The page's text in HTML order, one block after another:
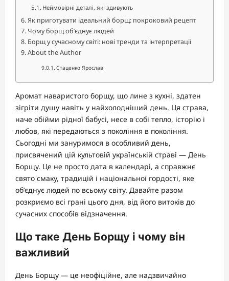
Неймовірні деталі, які здивують
Як приготувати ідеальний борщ: покроковий рецепт
Чому борщ об’єднує людей
Борщ у сучасному світі: нові тренди та інтерпретації
About the Author
Стаценко Ярослав
Аромат наваристого борщу, що лине з кухні, здатен
зігріти душу навіть у найхолодніший день. Ця страва,
наче обійми рідної бабусі, несе в собі тепло, історію і
любов, які передаються з покоління в покоління.
Сьогодні ми зануримося в особливий день,
присвячений цій культовій українській страві — День
Борщу. Це не просто дата в календарі, а справжнє
свято смаку, традицій і національної гордості, яке
об’єднує людей по всьому світу. Давайте разом
розкриємо всі грані цього дня, від його витоків до
сучасних способів відзначення.
Що таке День Борщу і чому він
важливий
День Борщу — це неофіційне, але надзвичайно